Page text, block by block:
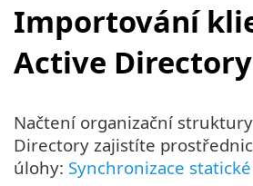
Importování
Active Directory
Načtení organizační
Directory zajistíte
úlohy: Synchronizace